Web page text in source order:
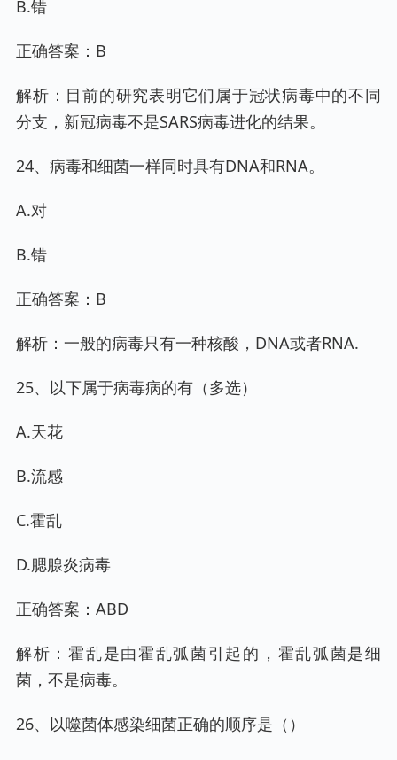
B.错
正确答案：B
解析：目前的研究表明它们属于冠状病毒中的不同
分支，新冠病毒不是SARS病毒进化的结果。
24、病毒和细菌一样同时具有DNA和RNA。
A.对
B.错
正确答案：B
解析：一般的病毒只有一种核酸，DNA或者RNA.
25、以下属于病毒病的有（多选）
A.天花
B.流感
C.霍乱
D.腮腺炎病毒
正确答案：ABD
解析：霍乱是由霍乱弧菌引起的，霍乱弧菌是细
菌，不是病毒。
26、以噬菌体感染细菌正确的顺序是（）